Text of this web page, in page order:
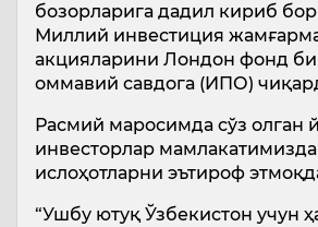
бозорларига дадил кириб
Миллий инвестиция
акцияларини Лондон фонд
оммавий савдога (ИПО)
Расмий маросимда сўз олган
инвесторлар
ислоҳотларни эътироф
“Ушбу ютуқ Ўзбекистон учун